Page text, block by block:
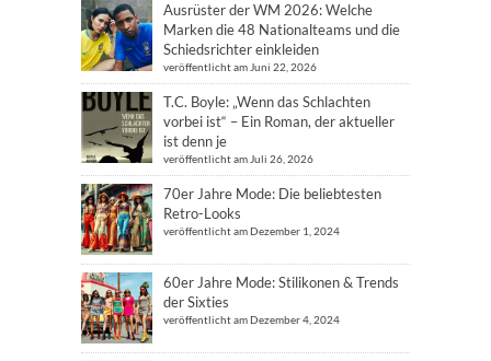
Ausrüster der WM 2026: Welche
Marken die 48 Nationalteams und die
Schiedsrichter einkleiden
veröffentlicht am Juni 22, 2026
T.C. Boyle: „Wenn das Schlachten
vorbei ist“ – Ein Roman, der aktueller
ist denn je
veröffentlicht am Juli 26, 2026
70er Jahre Mode: Die beliebtesten
Retro-Looks
veröffentlicht am Dezember 1, 2024
60er Jahre Mode: Stilikonen & Trends
der Sixties
veröffentlicht am Dezember 4, 2024